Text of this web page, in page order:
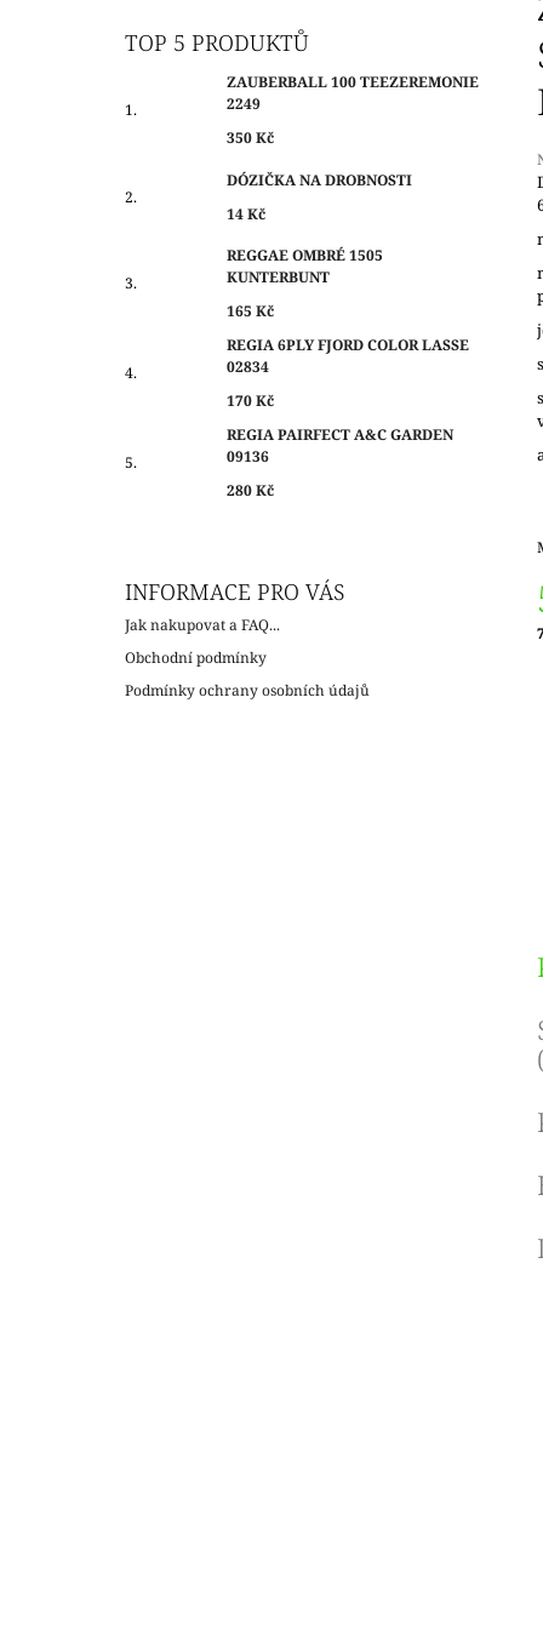
TOP 5 PRODUKTŮ
ZAUBERBALL 100 TEEZEREMONIE
2249
350 Kč
DÓZIČKA NA DROBNOSTI
14 Kč
REGGAE OMBRÉ 1505
KUNTERBUNT
165 Kč
REGIA 6PLY FJORD COLOR LASSE
02834
170 Kč
REGIA PAIRFECT A&C GARDEN
09136
280 Kč
INFORMACE PRO VÁS
Jak nakupovat a FAQ...
Obchodní podmínky
Podmínky ochrany osobních údajů
z
5